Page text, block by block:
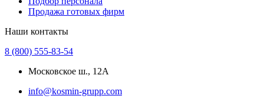
Продажа готовых фирм
Наши контакты
8 (800) 555-83-54
Московское ш., 12А
info@kosmin-grupp.com